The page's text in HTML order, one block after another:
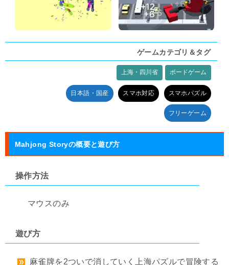
ゲームカテゴリ＆タグ
上海・四川省 ボードゲーム
日本語・国産 スマホ対応 スマホパズル
フリーゲーム
Mahjong Storyの概要と遊び方
操作方法
マウスのみ
遊び方
麻雀牌を2ついで消していく上海パズルで冒険する